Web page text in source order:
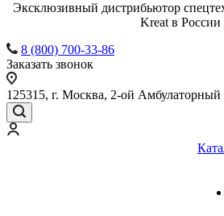
Эксклюзивный дистрибьютор
Kreat в России
8 (800) 700-33-86
Заказать звонок
125315, г. Москва, 2-ой Амбулаторный